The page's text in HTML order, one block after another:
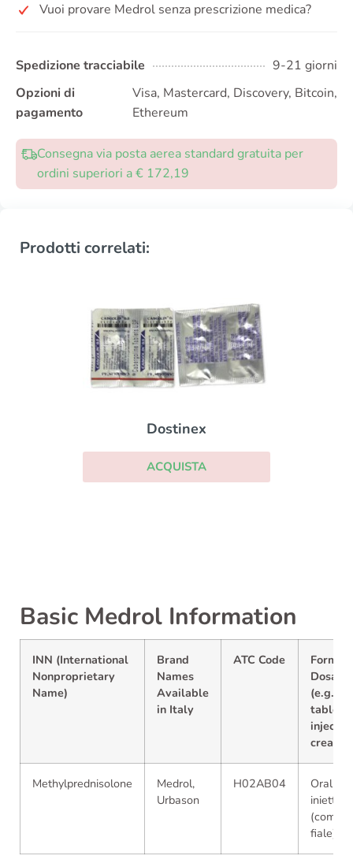
Vuoi provare Medrol senza prescrizione medica?
Spedizione tracciabile
9-21 giorni
Opzioni di
pagamento
Visa, Mastercard, Discovery, Bitcoin,
Ethereum
Consegna via posta aerea standard gratuita per
ordini superiori a € 172,19
Prodotti correlati:
Dostinex
ACQUISTA
Basic Medrol Information
INN (International
Nonproprietary
Name)
Brand
Names
Available
in Italy
ATC Code
Forms
(e.g.,
tablets,
creams)
Methylprednisolone
Medrol,
Urbason
H02AB04
Orali e
fiale)